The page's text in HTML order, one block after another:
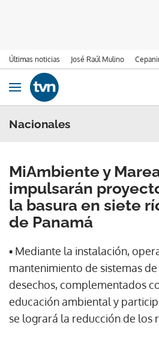
Últimas noticias José Raúl Mulino
Ir al contenido
Obrir navegació
Nacionales
MiAmbiente y
impulsarán
la basura en siete
de Panamá
▪️ Mediante la instalación,
mantenimiento de sistemas
desechos, complementados
educación ambiental y
se logrará la reducción de los